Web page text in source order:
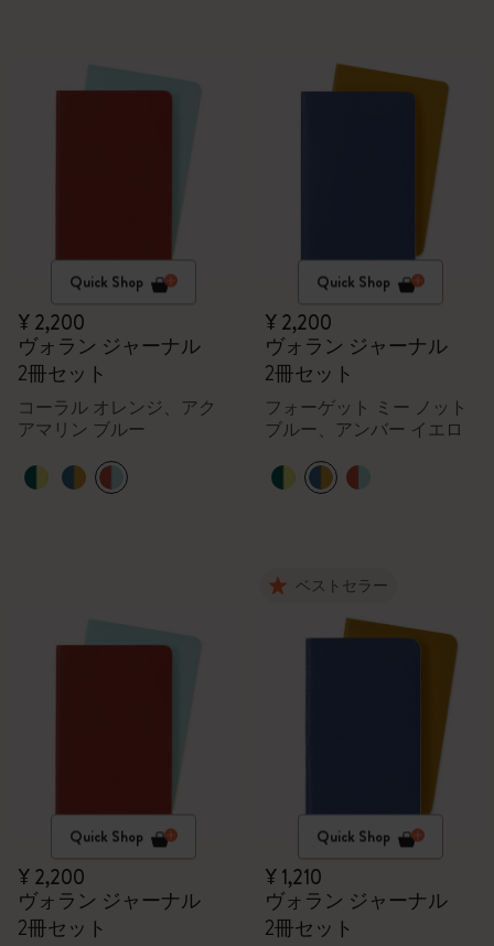
Quick Shop
¥ 2,200
ヴォラン ジャーナル
2冊セット
コーラル オレンジ、アク
アマリン ブルー
Quick Shop
¥ 2,200
ヴォラン ジャーナル
2冊セット
フォーゲット ミー ノット
ブルー、アンバー イエロ
Quick Shop
¥ 2,200
ヴォラン ジャーナル
2冊セット
ベストセラー
Quick Shop
¥ 1,210
ヴォラン ジャーナル
2冊セット